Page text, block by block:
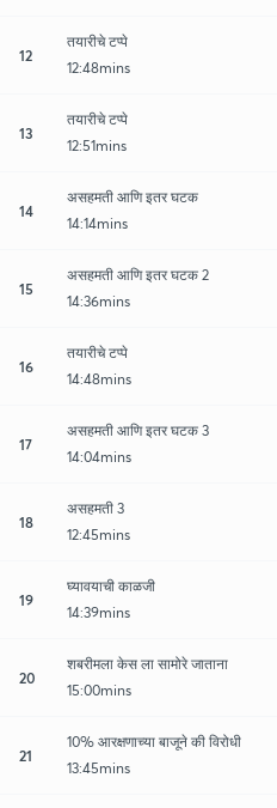
12
तयारीचे टप्पे
12:48mins
13
तयारीचे टप्पे
12:51mins
14
असहमती आणि इतर घटक
14:14mins
15
असहमती आणि इतर घटक 2
14:36mins
16
तयारीचे टप्पे
14:48mins
17
असहमती आणि इतर घटक 3
14:04mins
18
असहमती 3
12:45mins
19
घ्यावयाची काळजी
14:39mins
20
शबरीमला केस ला सामोरे जाताना
15:00mins
21
10% आरक्षणाच्या बाजूने की विरोधी
13:45mins